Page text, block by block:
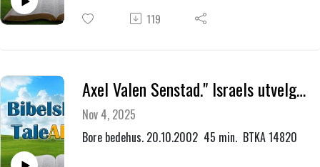
119
Axel Valen Senstad." Israels utvelgelse - vår frelse."
Nov 4, 2025
Bore bedehus. 20.10.2002 45 min. BTKA 14820